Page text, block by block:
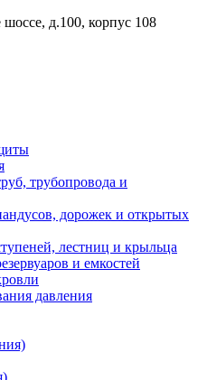
д.100, корпус 108
трубопровода и
дорожек и открытых
лестниц и крыльца
и емкостей
давления